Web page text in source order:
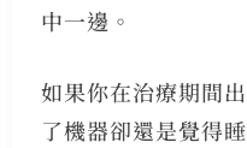
中一邊。
如果你在治療期間
了機器卻還是覺得